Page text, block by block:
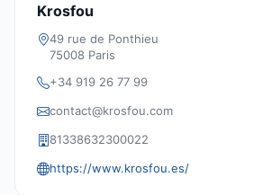
Krosfou
49 rue de Ponthieu
75008 Paris
+34 919 26 77 99
contact@krosfou.com
81338632300022
https://www.krosfou.es/